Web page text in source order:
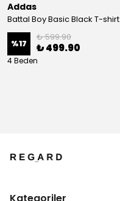
Addas
Battal Boy Basic Black T-shirt
%17
₺ 599.90
₺ 499.90
4 Beden